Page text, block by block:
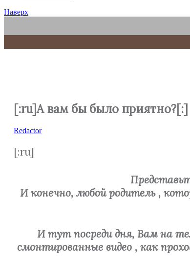
Наверх
[:ru]А вам бы было приятно?[:]
Redactor
[:ru]
И конечно, любой родитель ,
И тут посреди дня, Вам на
смонтированные видео , как